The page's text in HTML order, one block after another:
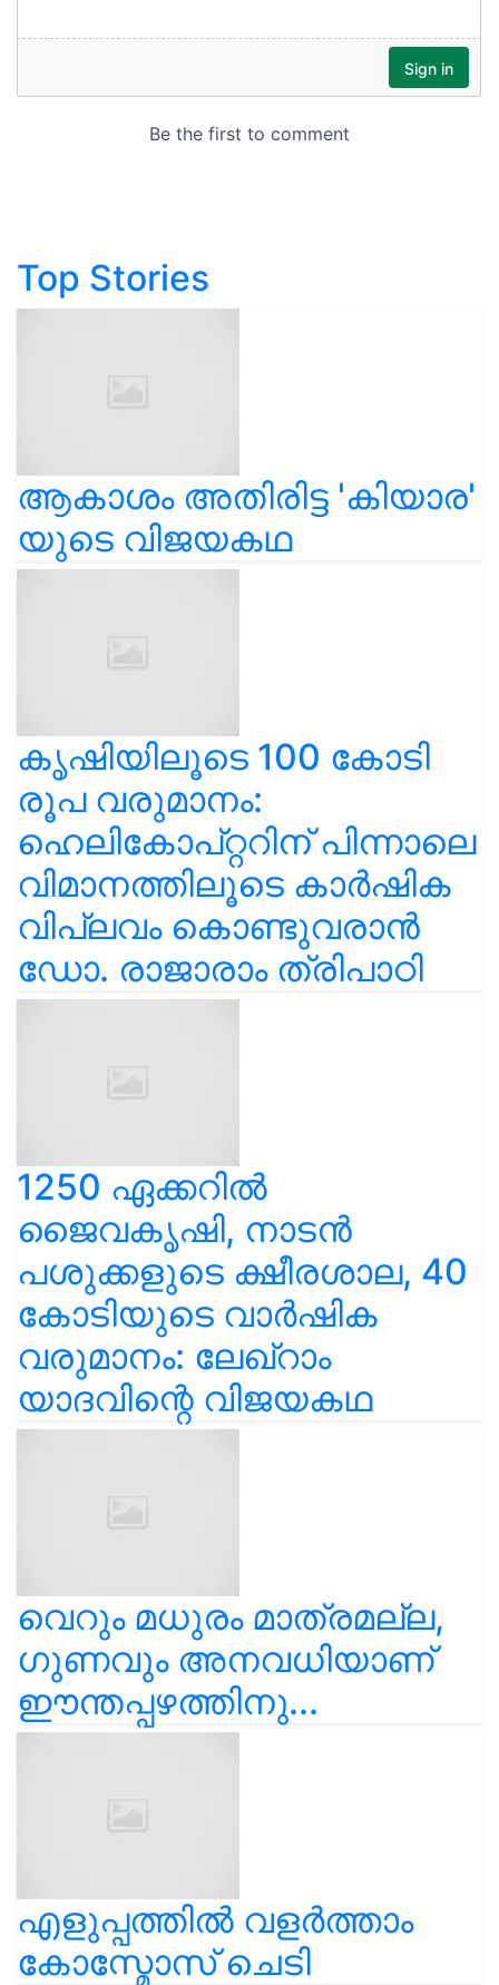
Top Stories
ആകാശം അതിരിട്ട 'കിയാര'
യുടെ വിജയകഥ
കൃഷിയിലൂടെ 100 കോടി
രൂപ വരുമാനം:
ഹെലികോപ്റ്ററിന് പിന്നാലെ
വിമാനത്തിലൂടെ കാർഷിക
വിപ്ലവം കൊണ്ടുവരാൻ
ഡോ. രാജാരാം ത്രിപാഠി
1250 ഏക്കറിൽ
ജൈവകൃഷി, നാടൻ
പശുക്കളുടെ ക്ഷീരശാല, 40
കോടിയുടെ വാർഷിക
വരുമാനം: ലേഖ്‌റാം
യാദവിന്റെ വിജയകഥ
വെറും മധുരം മാത്രമല്ല,
ഗുണവും അനവധിയാണ്
ഈന്തപ്പഴത്തിനു...
എളുപ്പത്തിൽ വളർത്താം
കോസ്മോസ് ചെടി